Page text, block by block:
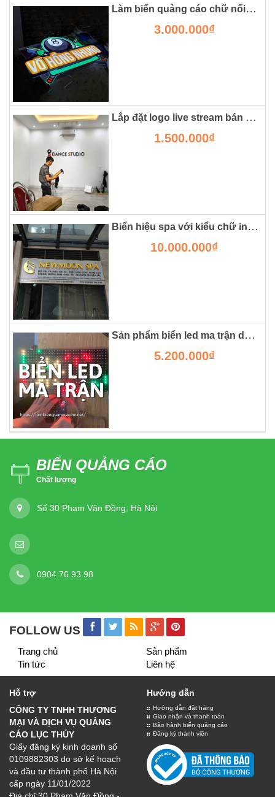
Làm biển quảng cáo chữ nổi đẹp bằng công nghệ mica in uv
3.000.000₫
Lắp đặt logo live stream bán hàng online lên tường
1.500.000₫
Biển hiệu spa với kiểu chữ inox sáng chân tại vinhome oceanpark
10.000.000₫
Sản phẩm biển led ma trận dành cho chữ chuyển động
5.200.000₫
BIỂN QUẢNG CÁO
Chất lượng
Số 30 Phạm Văn Đồng, Hà Nội